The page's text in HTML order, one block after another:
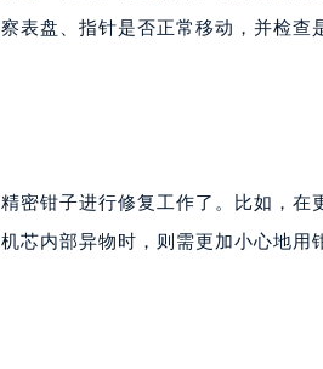
表盘、指针是否正常移动，并检查
密钳子进行修复工作了。比如，在
芯内部异物时，则需更加小心地用